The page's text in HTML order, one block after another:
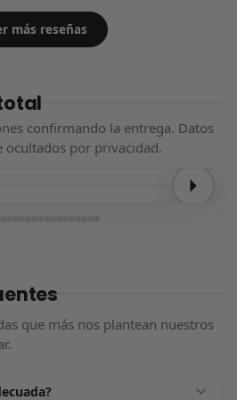
más reseñas
confirmando la entrega. Datos
ocultados por privacidad.
que más nos plantean nuestros